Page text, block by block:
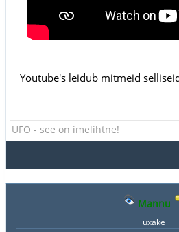
Youtube's leidub mitmeid
UFO - see on imelihtne!
Mannu
uxake